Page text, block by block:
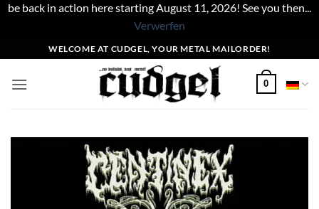
be back in action here starting August 11, 2026! See you then...
Verwerfen
Inhalt
springen
WELCOME AT CUDGEL, YOUR METAL MAILORDER!
0